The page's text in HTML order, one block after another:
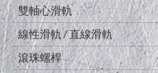
雙軸心滑軌
線性滑軌 / 直線滑軌
滾珠螺桿